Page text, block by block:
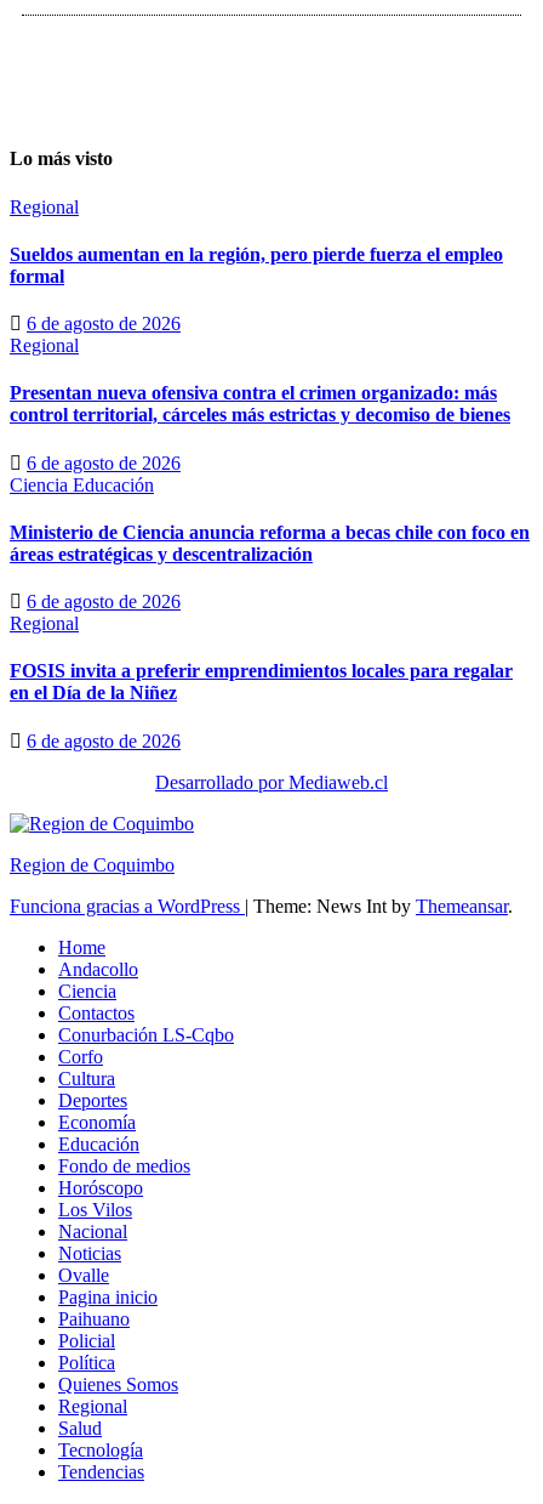
Lo más visto
Regional
Sueldos aumentan en la región, pero pierde fuerza el empleo
formal
6 de agosto de 2026
Regional
Presentan nueva ofensiva contra el crimen organizado: más
control territorial, cárceles más estrictas y decomiso de bienes
6 de agosto de 2026
Ciencia Educación
Ministerio de Ciencia anuncia reforma a becas chile con foco en
áreas estratégicas y descentralización
6 de agosto de 2026
Regional
FOSIS invita a preferir emprendimientos locales para regalar
en el Día de la Niñez
6 de agosto de 2026
Desarrollado por Mediaweb.cl
Region de Coquimbo
Funciona gracias a WordPress | Theme: News Int by Themeansar.
Home
Andacollo
Ciencia
Contactos
Conurbación LS-Cqbo
Corfo
Cultura
Deportes
Economía
Educación
Fondo de medios
Horóscopo
Los Vilos
Nacional
Noticias
Ovalle
Pagina inicio
Paihuano
Policial
Política
Quienes Somos
Regional
Salud
Tecnología
Tendencias